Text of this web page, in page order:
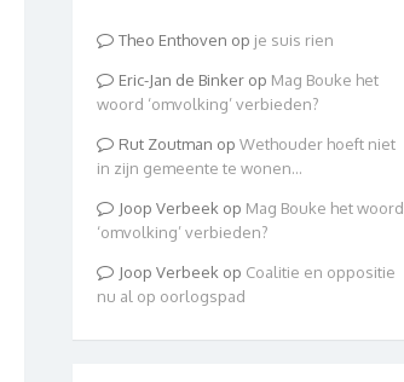
Theo Enthoven op je suis rien
Eric-Jan de Binkerop Mag Bouke het
woord ‘omvolking’ verbieden?
Rut Zoutman op Wethouder hoeft niet
in zijn gemeente te wonen…
Joop Verbeek op Mag Bouke het woord
‘omvolking’ verbieden?
Joop Verbeek op Coalitie en oppositie
nu al op oorlogspad